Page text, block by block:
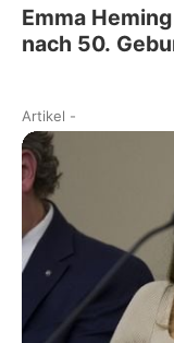
Emma
nach 50.
Artikel -